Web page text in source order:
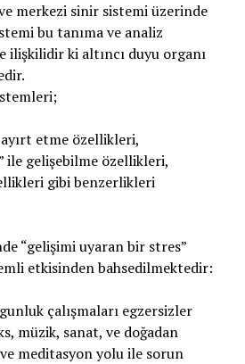
merkezi sinir sistemi üzerinde
bu tanıma ve analiz
ilişkilidir ki altıncı duyu organı
etme özellikleri,
ile gelişebilme özellikleri,
gibi benzerlikleri
“gelişimi uyaran bir stres”
etkisinden bahsedilmektedir:
çalışmaları egzersizler
müzik, sanat, ve doğadan
meditasyon yolu ile sorun